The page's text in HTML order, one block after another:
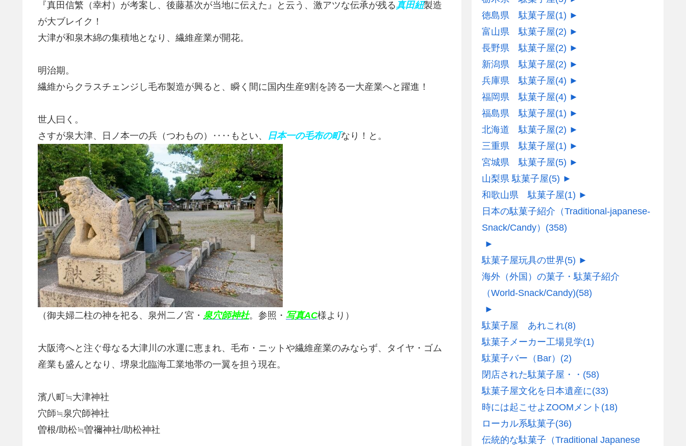
『真田信繁（幸村）が考案し、後藤基次が当地に伝えた』と云う、激アツな伝承が残る真田紐製造
が大ブレイク！
大津が和泉木綿の集積地となり、繊維産業が開花。
明治期。
繊維からクラスチェンジし毛布製造が興ると、瞬く間に国内生産9割を誇る一大産業へと躍進！
世人曰く。
さすが泉大津、日ノ本一の兵（つわもの）‥‥もとい、
日本一の毛布の町なり！と。
（御夫婦二柱の神を祀る、泉州二ノ宮・ 泉穴師神社。参照・ 写真AC様より）
大阪湾へと注ぐ母なる大津川の水運に恵まれ、毛布・ニットや繊維産業のみならず、タイヤ・ゴム
産業も盛んとなり、堺泉北臨海工業地帯の一翼を担う現在。
濱八町≒大津神社
穴師≒泉穴師神社
曽根/助松≒曽禰神社/助松神社
徳島県 駄菓子屋(1) ►
富山県 駄菓子屋(2) ►
長野県 駄菓子屋(2) ►
新潟県 駄菓子屋(2) ►
兵庫県 駄菓子屋(4) ►
福岡県 駄菓子屋(4) ►
福島県 駄菓子屋(1) ►
北海道 駄菓子屋(2) ►
三重県 駄菓子屋(1) ►
宮城県 駄菓子屋(5) ►
山梨県 駄菓子屋(5) ►
和歌山県 駄菓子屋(1) ►
日本の駄菓子紹介（Traditional-japanese-
Snack/Candy） (358)
►
駄菓子屋玩具の世界(5) ►
海外（外国）の菓子・駄菓子紹介
（World-Snack/Candy)(58)
►
駄菓子屋 あれこれ(8)
駄菓子メーカー工場見学(1)
駄菓子バー（Bar） (2)
閉店された駄菓子屋・・ (58)
駄菓子屋文化を日本遺産に(33)
時には起こせよZOOMメント (18)
ローカル系駄菓子(36)
伝統的な駄菓子（Traditional Japanese